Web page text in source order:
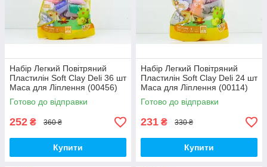
Набір Легкий Повітряний
Пластилін Soft Clay Deli 36 шт
Маса для Ліплення (00456)
Готово до відправки
252 ₴ 360 ₴
Купити
Набір Легкий Повітряний
Пластилін Soft Clay Deli 24 шт
Маса для Ліплення (00114)
Готово до відправки
231 ₴ 330 ₴
Купити